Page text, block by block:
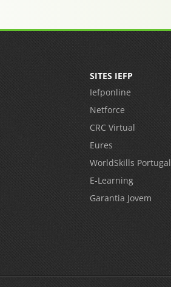
SITES IEFP
Iefponline
Netforce
CRC Virtual
Eures
WorldSkills Portugal
E-Learning
Garantia Jovem